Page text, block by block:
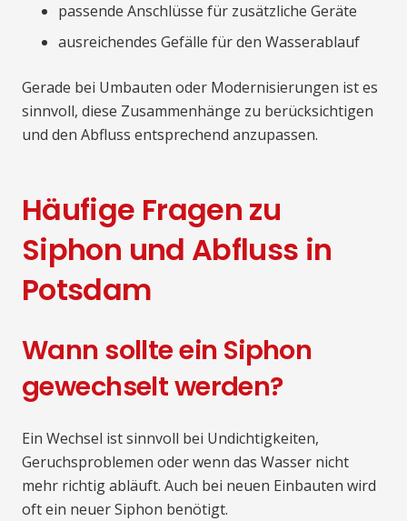
passende Anschlüsse für zusätzliche Geräte
ausreichendes Gefälle für den Wasserablauf
Gerade bei Umbauten oder Modernisierungen ist es
sinnvoll, diese Zusammenhänge zu berücksichtigen
und den Abfluss entsprechend anzupassen.
Häufige Fragen zu
Siphon und Abfluss in
Potsdam
Wann sollte ein Siphon
gewechselt werden?
Ein Wechsel ist sinnvoll bei Undichtigkeiten,
Geruchsproblemen oder wenn das Wasser nicht
mehr richtig abläuft. Auch bei neuen Einbauten wird
oft ein neuer Siphon benötigt.